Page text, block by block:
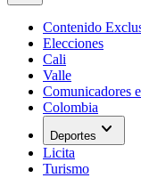
Contenido
Elecciones
Cali
Valle
Comunicadores
Colombia
Deportes expand_more
Licita
Turismo